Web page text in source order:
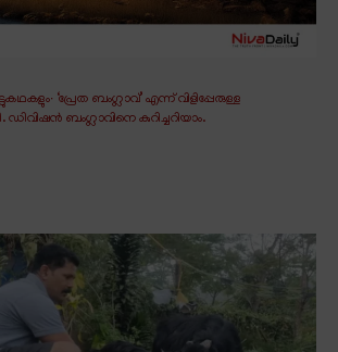
‘പ്രേത ബംഗ്ലാവ്’ എന്ന് വിളിപ്പേരുള്ള
ബംഗ്ലാവിനെ കുറിച്ചറിയാം.